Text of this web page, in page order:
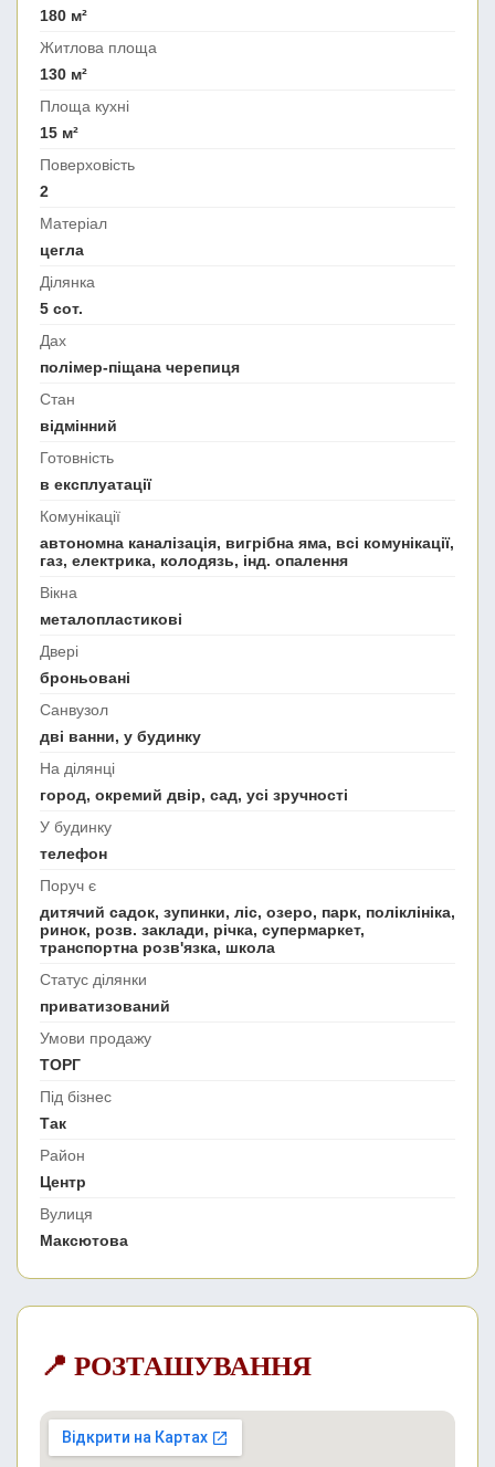
180 м²
Житлова площа
130 м²
Площа кухні
15 м²
Поверховість
2
Матеріал
цегла
Ділянка
5 сот.
Дах
полімер-піщана черепиця
Стан
відмінний
Готовність
в експлуатації
Комунікації
автономна каналізація, вигрібна яма, всі комунікації,
газ, електрика, колодязь, інд. опалення
Вікна
металопластикові
Двері
броньовані
Санвузол
дві ванни, у будинку
На ділянці
город, окремий двір, сад, усі зручності
У будинку
телефон
Поруч є
дитячий садок, зупинки, ліс, озеро, парк, поліклініка,
ринок, розв. заклади, річка, супермаркет,
транспортна розв'язка, школа
Статус ділянки
приватизований
Умови продажу
ТОРГ
Під бізнес
Так
Район
Центр
Вулиця
Максютова
📍 РОЗТАШУВАННЯ